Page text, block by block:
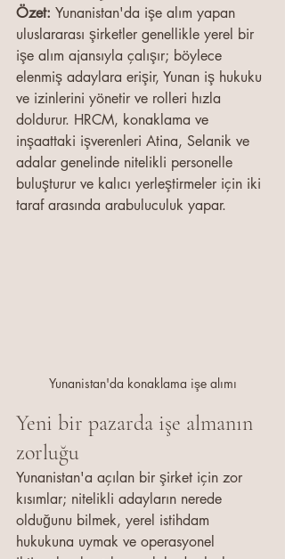
Özet: Yunanistan'da işe alım yapan
uluslararası şirketler genellikle yerel bir
işe alım ajansıyla çalışır; böylece
elenmiş adaylara erişir, Yunan iş hukuku
ve izinlerini yönetir ve rolleri hızla
doldurur. HRCM, konaklama ve
inşaattaki işverenleri Atina, Selanik ve
adalar genelinde nitelikli personelle
buluşturur ve kalıcı yerleştirmeler için iki
taraf arasında arabuluculuk yapar.
Yunanistan'da konaklama işe alımı
Yeni bir pazarda işe almanın
zorluğu
Yunanistan'a açılan bir şirket için zor
kısımlar; nitelikli adayların nerede
olduğunu bilmek, yerel istihdam
hukukuna uymak ve operasyonel